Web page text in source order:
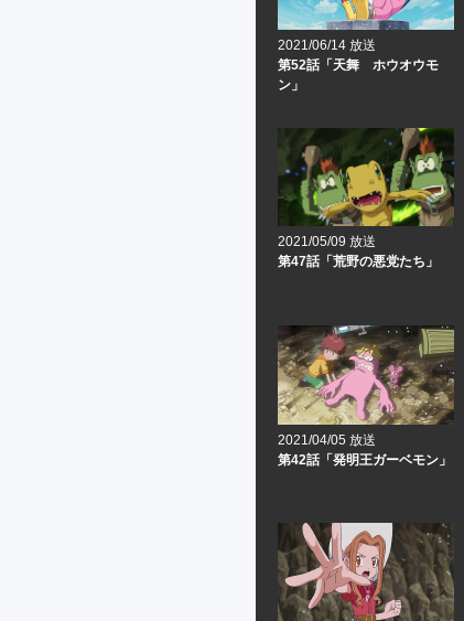
2021/06/14 放送
第52話「天舞 ホウオウモ
ン」
2021/05/09 放送
第47話「荒野の悪党たち」
2021/04/05 放送
第42話「発明王ガーベモン」